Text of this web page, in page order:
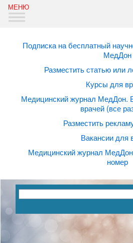
Подписка на бесплатный
МедДон
Разместить статью или
Курсы для
Медицинский журнал МедДон.
врачей (все
Разместить
Вакансии для
Медицинский журнал
номер